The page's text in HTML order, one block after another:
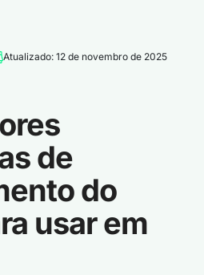
Atualizado: 12 de novembro de 2025
de
do
usar em